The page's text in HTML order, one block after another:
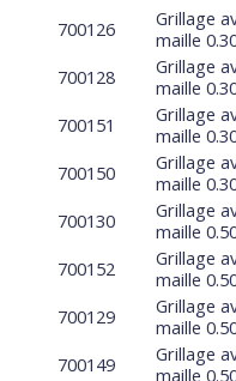
700126
Grillage
maille
700128
Grillage
maille
700151
Grillage
maille
700150
Grillage
maille
700130
Grillage
maille
700152
Grillage
maille
700129
Grillage
maille
700149
Grillage
maille